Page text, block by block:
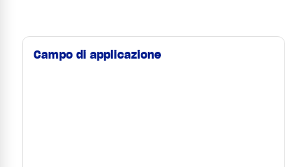
Campo di applicazione